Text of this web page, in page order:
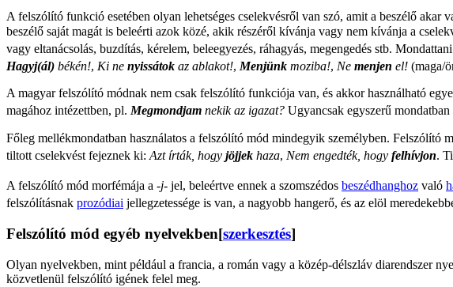
A felszólító funkció esetében olyan lehetséges cselekvésről van szó, amit a beszélő akar
beszélő saját magát is beleérti azok közé, akik részéről kívánja vagy nem kívánja a
vagy eltanácsolás, buzdítás, kérelem, beleegyezés, ráhagyás, megengedés stb.
Hagyj(ál) békén!, Ki ne nyissátok az ablakot!, Menjünk moziba!, Ne menjen el! (maga/
A magyar felszólító módnak nem csak felszólító funkciója van, és akkor használható
magához intézettben, pl.Megmondjam nekik az igazat? Ugyancsak egyszerű
Főleg mellékmondatban használatos a felszólító mód mindegyik személyben.
tiltott cselekvést fejeznek ki: Azt írták, hogy jöjjek haza, Nem engedték, hogy felhívjon.
A felszólító mód morfémája a -j- jel, beleértve ennek a szomszédos beszédhanghoz való
felszólításnak prozódiai jellegzetessége is van, a nagyobb hangerő, és az elöl
Felszólító mód egyéb nyelvekben[szerkesztés]
Olyan nyelvekben, mint például a francia, a román vagy a közép-délszláv diarendszer
közvetlenül felszólító igének felel meg.